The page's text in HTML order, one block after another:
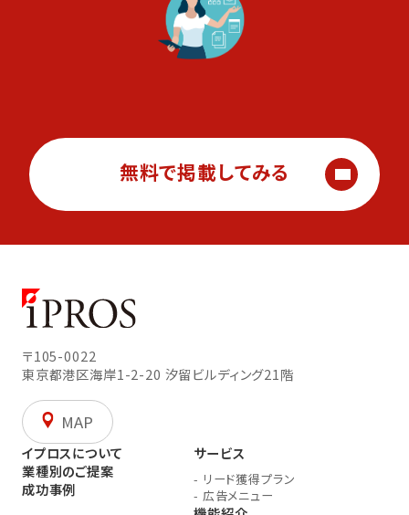
無料で掲載してみる
〒105-0022
東京都港区海岸1-2-20 汐留ビルディング21階
MAP
イプロスについて
業種別のご提案
成功事例
サービス
- リード獲得プラン
- 広告メニュー